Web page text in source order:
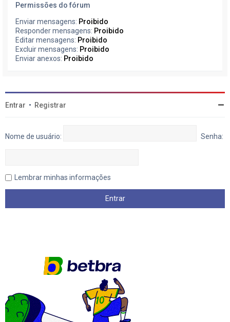
Permissões do fórum
Enviar mensagens: Proibido
Responder mensagens: Proibido
Editar mensagens: Proibido
Excluir mensagens: Proibido
Enviar anexos: Proibido
Entrar • Registrar
Nome de usuário: Senha:
Lembrar minhas informações